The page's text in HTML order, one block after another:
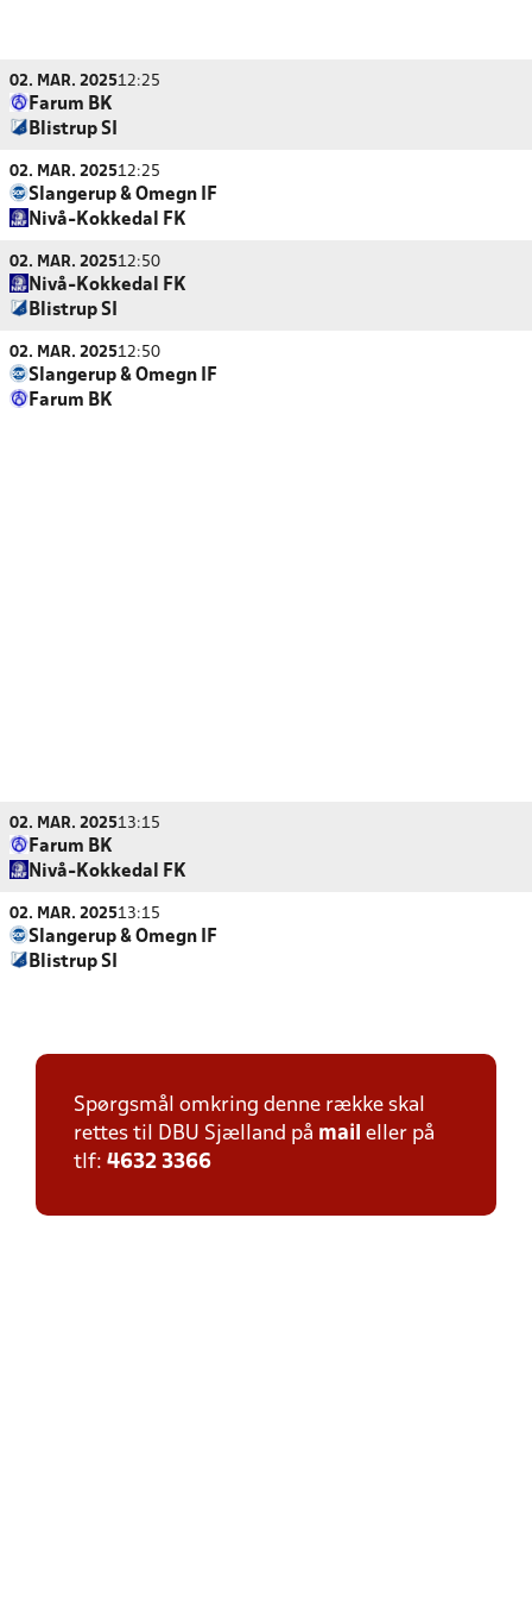
02. MAR. 202512:25
Farum BK
Blistrup SI
02. MAR. 202512:25
Slangerup & Omegn IF
Nivå-Kokkedal FK
02. MAR. 202512:50
Nivå-Kokkedal FK
Blistrup SI
02. MAR. 202512:50
Slangerup & Omegn IF
Farum BK
02. MAR. 202513:15
Farum BK
Nivå-Kokkedal FK
02. MAR. 202513:15
Slangerup & Omegn IF
Blistrup SI
Spørgsmål omkring denne række skal
rettes til DBU Sjælland på mail eller på
tlf: 4632 3366